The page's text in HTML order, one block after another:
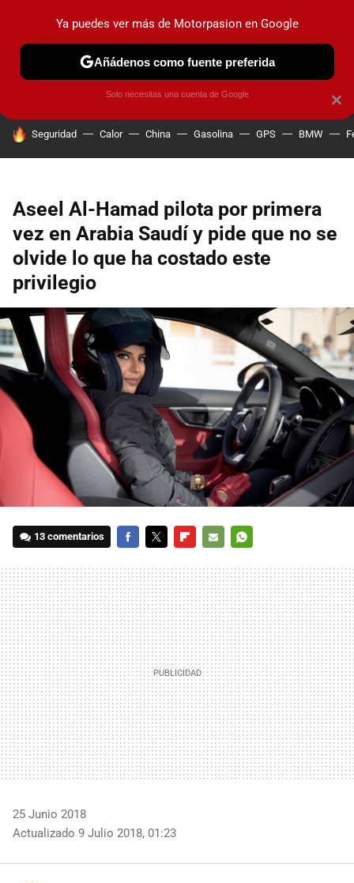
PRUEBAS COCHES ELÉCTRICOS OBSERVATORIO
HOY SE HABLA DE
Seguridad Calor China Gasolina GPS BMW
Aseel Al-Hamad pilota por primera
vez en Arabia Saudí y pide que no se
olvide lo que ha costado este
privilegio
13 comentarios
MAIL
25 Junio 2018
Actualizado 9 Julio 2018, 01:23
×
Ya puedes ver más de Motorpasion en Google
Añádenos como fuente preferida
Solo necesitas una cuenta de Google